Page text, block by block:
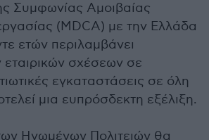
Συμφωνίας Αμοιβαίας
(MDCA) με την Ελλάδα
ετών περιλαμβάνει
σχέσεων σε
εγκαταστάσεις σε όλη
μια ευπρόσδεκτη εξέλιξη.
Ηνωμένων Πολιτειών θα